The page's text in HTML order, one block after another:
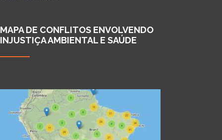
MAPA DE CONFLITOS ENVOLVENDO
INJUSTIÇA AMBIENTAL E SAÚDE